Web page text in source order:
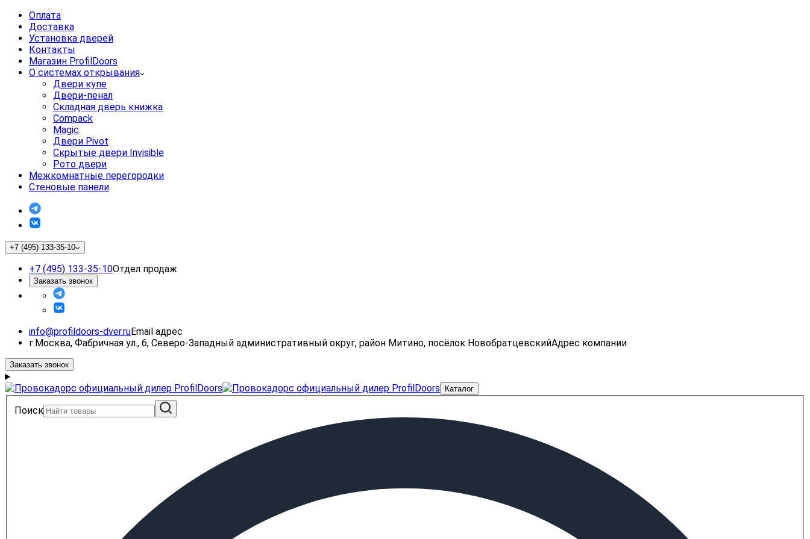
Оплата
Доставка
Установка дверей
Контакты
Магазин ProfilDoors
О системах открывания
Двери купе
Двери-пенал
Складная дверь книжка
Compack
Magic
Двери Pivot
Скрытые двери Invisible
Рото двери
Межкомнатные перегородки
Стеновые панели
+7 (495) 133-35-10
+7 (495) 133-35-10Отдел продаж
Заказать звонок
info@profildoors-dver.ruEmail адрес
г.Москва, Фабричная ул., 6, Северо-Западный административный округ, район Митино, посёлок НовобратцевскийАдрес компании
Заказать звонок
Каталог
Поиск